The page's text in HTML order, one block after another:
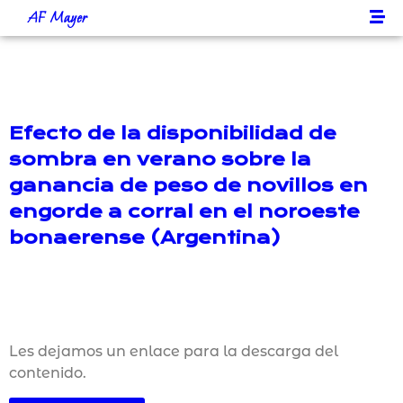
AF Mayer
Efecto de la disponibilidad de
sombra en verano sobre la
ganancia de peso de novillos en
engorde a corral en el noroeste
bonaerense (Argentina)
Les dejamos un enlace para la descarga del
contenido.